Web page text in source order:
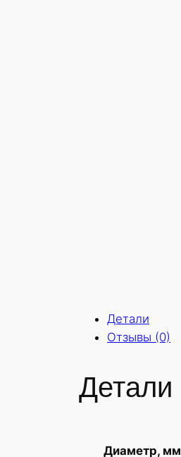
Детали
Отзывы (0)
Детали
Диаметр, мм